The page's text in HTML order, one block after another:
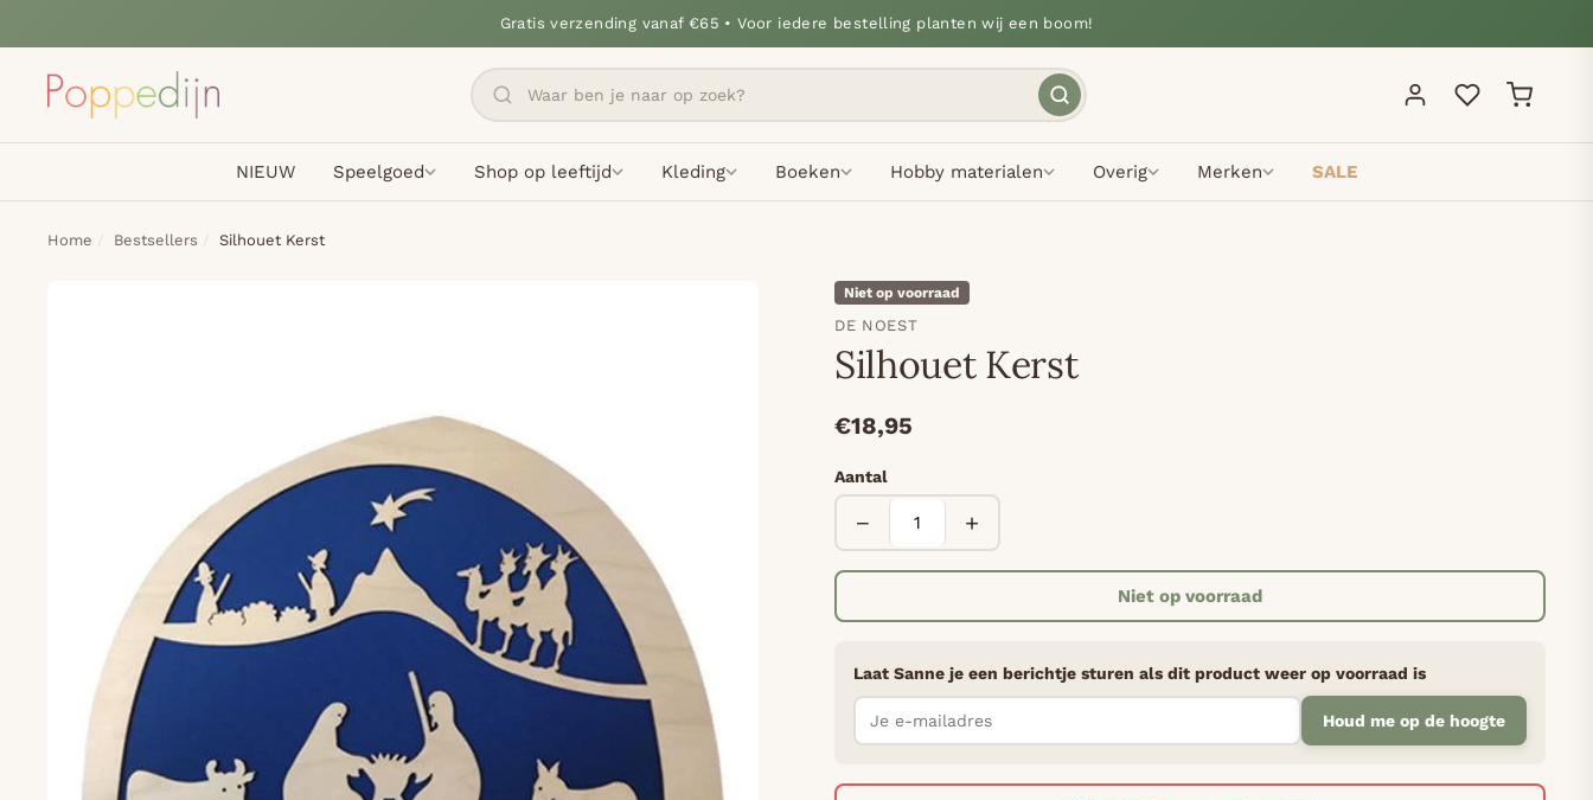
Gratis verzending vanaf €65 • Voor iedere bestelling planten wij een boom!
NIEUW Speelgoed Shop op leeftijd Kleding Boeken Hobby materialen Overig Merken SALE
Home Bestsellers Silhouet Kerst
Niet op voorraad
DE NOEST
Silhouet Kerst
€18,95
Aantal
− +
Niet op voorraad
Laat Sanne je een berichtje sturen als dit product weer op voorraad is
Houd me op de hoogte